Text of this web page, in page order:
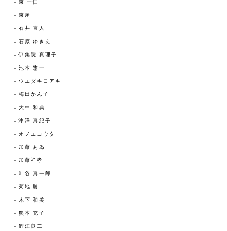
東 一仁
東屋
石井 直人
石原 ゆきえ
伊集院 真理子
池本 惣一
ウエダキヨアキ
梅田かん子
大中 和典
沖澤 真紀子
オノエコウタ
加藤 あゐ
加藤祥孝
叶谷 真一郎
菊地 勝
木下 和美
熊本 充子
鯉江良二